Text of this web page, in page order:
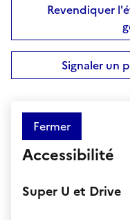
Revendiquer
Signaler un
Fermer
Accessibilité
Super U et Drive